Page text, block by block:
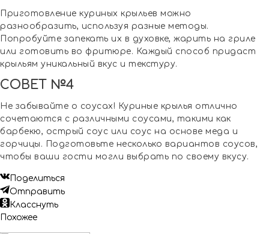
Приготовление куриных крыльев можно
разнообразить, используя разные методы.
Попробуйте запекать их в духовке, жарить на гриле
или готовить во фритюре. Каждый способ придаст
крыльям уникальный вкус и текстуру.
СОВЕТ №4
Не забывайте о соусах! Куриные крылья отлично
сочетаются с различными соусами, такими как
барбекю, острый соус или соус на основе меда и
горчицы. Подготовьте несколько вариантов соусов,
чтобы ваши гости могли выбрать по своему вкусу.
Поделиться
Отправить
Класснуть
Похожее